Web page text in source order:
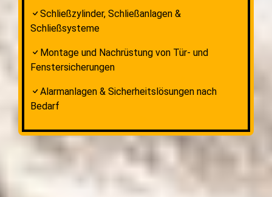
Schließzylinder, Schließanlagen &
Schließsysteme
Montage und Nachrüstung von Tür- und
Fenstersicherungen
Alarmanlagen & Sicherheitslösungen nach
Bedarf